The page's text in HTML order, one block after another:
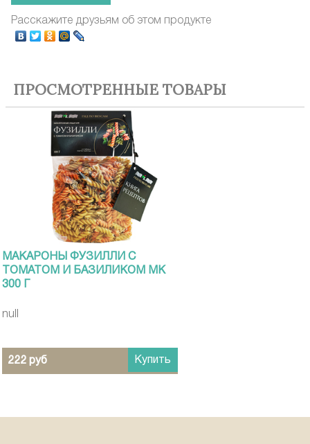
Расскажите друзьям об этом продукте
ПРОСМОТРЕННЫЕ ТОВАРЫ
МАКАРОНЫ ФУЗИЛЛИ С
ТОМАТОМ И БАЗИЛИКОМ МК
300 Г
null
222 руб Купить